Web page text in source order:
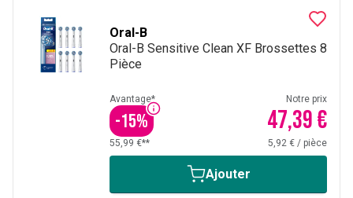
Oral-B
Oral-B Sensitive Clean XF Brossettes 8
Pièce
Avantage*
-15%
Notre prix
47,39 €
55,99 €** 5,92 € / pièce
Ajouter